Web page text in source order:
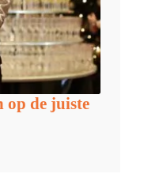
op de juiste